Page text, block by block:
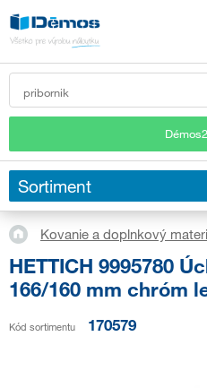
Sortiment
Kovanie a doplnkový
HETTICH 9995780
166/160 mm chróm
Kód sortimentu 170579